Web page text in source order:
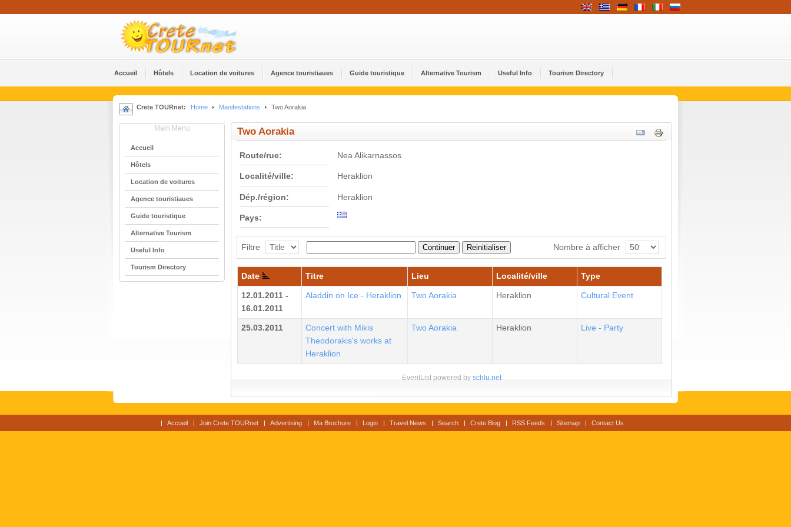
Accueil Hôtels Location de voitures Agence touristiaues Guide touristique Alternative Tourism Useful Info Tourism Directory
Crete TOURnet: Home Manifestations Two Aorakia
Main Menu
Accueil
Hôtels
Location de voitures
Agence touristiaues
Guide touristique
Alternative Tourism
Useful Info
Tourism Directory
Two Aorakia
Route/rue: Nea Alikarnassos
Localité/ville: Heraklion
Dép./région: Heraklion
Pays:
Filtre Continuer Reinitialiser Nombre à afficher
Date Titre Lieu Localité/ville Type
12.01.2011 -
16.01.2011
Aladdin on Ice - Heraklion Two Aorakia Heraklion Cultural Event
25.03.2011
Concert with Mikis
Theodorakis's works at
Heraklion
Two Aorakia Heraklion Live - Party
EventList powered by schlu.net
Accueil Join Crete TOURnet Advertising Ma Brochure Login Travel News Search Crete Blog RSS Feeds Sitemap Contact Us